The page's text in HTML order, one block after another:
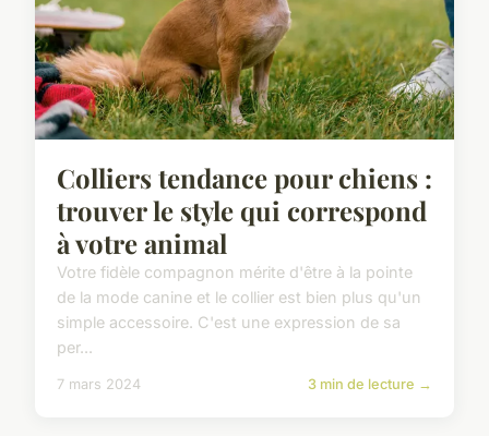
Colliers tendance pour chiens :
trouver le style qui correspond
à votre animal
Votre fidèle compagnon mérite d'être à la pointe
de la mode canine et le collier est bien plus qu'un
simple accessoire. C'est une expression de sa
per...
7 mars 2024 3 min de lecture →